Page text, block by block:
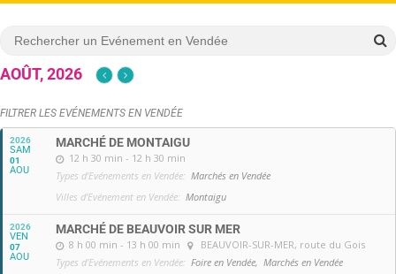
AOÛT, 2026
FILTRER LES EVÉNEMENTS EN VENDÉE
2026
SAM
01
AOU
MARCHÉ DE MONTAIGU
12 h 30 min - 12 h 30 min
Types d'Evénements en Vendée: Marchés en Vendée
Villes d'Evénement en Vendée: Montaigu
2026
VEN
07
AOU
MARCHÉ DE BEAUVOIR SUR MER
8 h 00 min - 13 h 00 min BEAUVOIR-SUR-MER, route du Gois
Types d'Evénements en Vendée: Foire en Vendée, Marchés en Vendée